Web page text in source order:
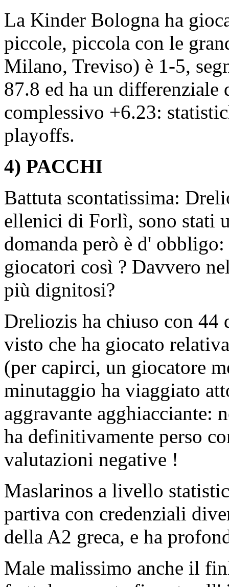
La Kinder Bologna ha
piccole, piccola con le
Milano, Treviso) è 1-5,
87.8 ed ha un differenziale
complessivo +6.23:
playoffs.
4) PACCHI
Battuta scontatissima:
ellenici di Forlì, sono stati
domanda però è d'
giocatori così ? Davvero
più dignitosi?
Dreliozis ha chiuso con
visto che ha giocato
(per capirci, un giocatore
minutaggio ha viaggiato
aggravante agghiacciante:
ha definitivamente perso
valutazioni negative !
Maslarinos a livello
partiva con credenziali
della A2 greca, e ha
Male malissimo anche il